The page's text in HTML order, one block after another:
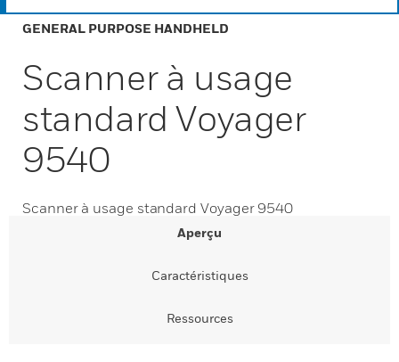
GENERAL PURPOSE HANDHELD
Scanner à usage
standard Voyager
9540
Scanner à usage standard Voyager 9540
Aperçu
Caractéristiques
Ressources